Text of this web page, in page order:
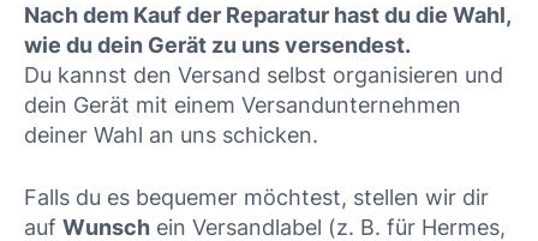
Nach dem Kauf der Reparatur hast du die Wahl,
wie du dein Gerät zu uns versendest.
Du kannst den Versand selbst organisieren und
dein Gerät mit einem Versandunternehmen
deiner Wahl an uns schicken.
Falls du es bequemer möchtest, stellen wir dir
auf Wunsch ein Versandlabel (z. B. für Hermes,